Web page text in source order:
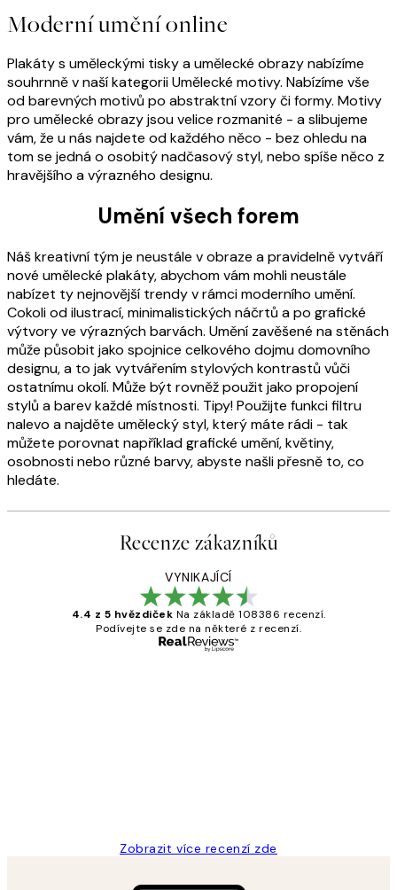
Moderní umění online
Plakáty s uměleckými tisky a umělecké obrazy nabízíme
souhrnně v naší kategorii Umělecké motivy. Nabízíme vše
od barevných motivů po abstraktní vzory či formy. Motivy
pro umělecké obrazy jsou velice rozmanité - a slibujeme
vám, že u nás najdete od každého něco - bez ohledu na
tom se jedná o osobitý nadčasový styl, nebo spíše něco z
hravějšího a výrazného designu.
Umění všech forem
Náš kreativní tým je neustále v obraze a pravidelně vytváří
nové umělecké plakáty, abychom vám mohli neustále
nabízet ty nejnovější trendy v rámci moderního umění.
Cokoli od ilustrací, minimalistických náčrtů a po grafické
výtvory ve výrazných barvách. Umění zavěšené na stěnách
může působit jako spojnice celkového dojmu domovního
designu, a to jak vytvářením stylových kontrastů vůči
ostatnímu okolí. Může být rovněž použit jako propojení
stylů a barev každé místnosti. Tipy! Použijte funkci filtru
nalevo a najděte umělecký styl, který máte rádi - tak
můžete porovnat například grafické umění, květiny,
osobnosti nebo různé barvy, abyste našli přesně to, co
hledáte.
Recenze zákazníků
VYNIKAJÍCÍ
4.4 z 5 hvězdiček Na základě 108386 recenzí.
Podívejte se zde na některé z recenzí.
Zobrazit více recenzí zde